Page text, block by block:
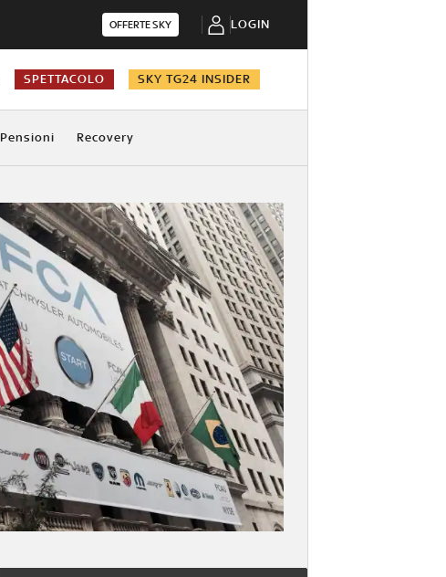
OFFERTE SKY LOGIN
SPETTACOLO SKY TG24 INSIDER
Pensioni Recovery